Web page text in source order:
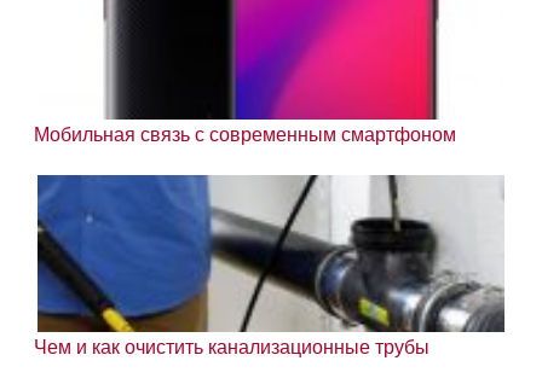
Мобильная связь с современным смартфоном
Чем и как очистить канализационные трубы